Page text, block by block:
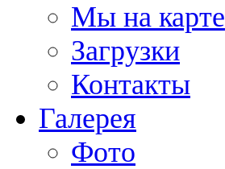
Мы на карте
Загрузки
Контакты
Галерея
Фото